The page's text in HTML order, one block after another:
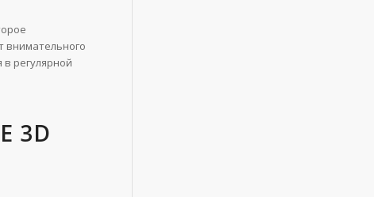
внимательного
регулярной
3D